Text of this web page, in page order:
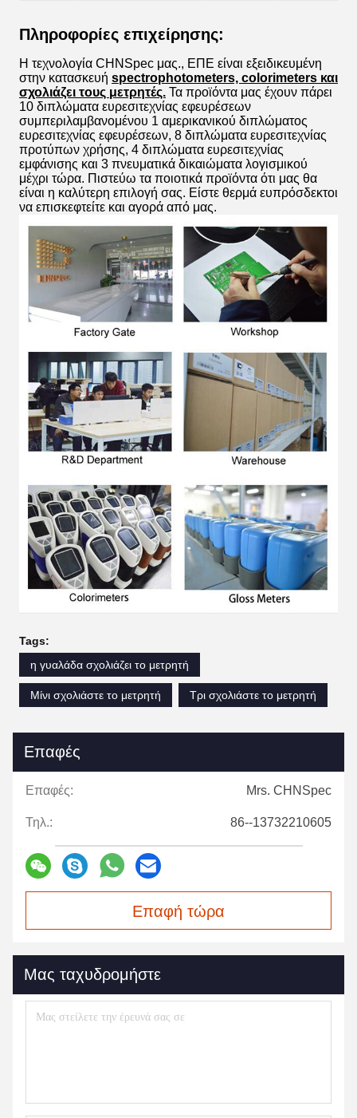
Πληροφορίες επιχείρησης:
Η τεχνολογία CHNSpec μας., ΕΠΕ είναι εξειδικευμένη
στην κατασκευή spectrophotometers, colorimeters και
σχολιάζει τους μετρητές. Τα προϊόντα μας έχουν πάρει
10 διπλώματα ευρεσιτεχνίας εφευρέσεων
συμπεριλαμβανομένου 1 αμερικανικού διπλώματος
ευρεσιτεχνίας εφευρέσεων, 8 διπλώματα ευρεσιτεχνίας
προτύπων χρήσης, 4 διπλώματα ευρεσιτεχνίας
εμφάνισης και 3 πνευματικά δικαιώματα λογισμικού
μέχρι τώρα. Πιστεύω τα ποιοτικά προϊόντα ότι μας θα
είναι η καλύτερη επιλογή σας. Είστε θερμά ευπρόσδεκτοι
να επισκεφτείτε και αγορά από μας.
Tags:
η γυαλάδα σχολιάζει το μετρητή
Μίνι σχολιάστε το μετρητή Τρι σχολιάστε το μετρητή
Επαφές
Επαφές: Mrs. CHNSpec
Τηλ.: 86--13732210605
Επαφή τώρα
Μας ταχυδρομήστε